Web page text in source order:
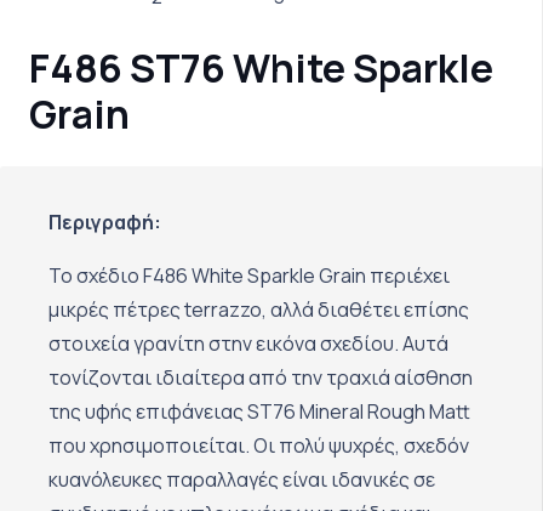
F486 ST76 White Sparkle
Grain
Περιγραφή:
Το σχέδιο F486 White Sparkle Grain περιέχει
μικρές πέτρες terrazzo, αλλά διαθέτει επίσης
στοιχεία γρανίτη στην εικόνα σχεδίου. Αυτά
τονίζονται ιδιαίτερα από την τραχιά αίσθηση
της υφής επιφάνειας ST76 Mineral Rough Matt
που χρησιμοποιείται. Οι πολύ ψυχρές, σχεδόν
κυανόλευκες παραλλαγές είναι ιδανικές σε